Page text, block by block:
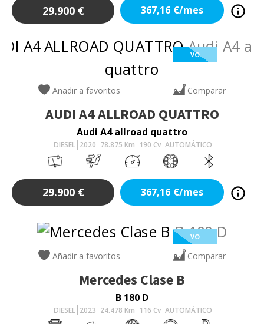
29.900 € 367,16 €/mes
VO
Añadir a favoritos Comparar
AUDIA4 ALLROAD QUATTRO
Audi A4 allroad quattro
DIESEL 2020 78.875 Km 190 Cv AUTOMÁTICO
29.900 € 367,16 €/mes
VO
Añadir a favoritos Comparar
Mercedes Clase B
B 180 D
DIESEL 2023 24.478 Km 116 Cv AUTOMÁTICO